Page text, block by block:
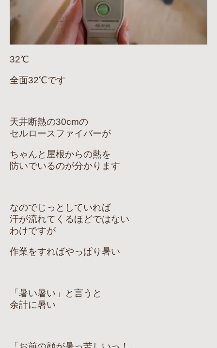
32℃
全面32℃です
天井断熱の30cmの
セルロースファイバーが
ちゃんと屋根からの熱を
防いでいるのが分かります
なのでじっとしていれば
汗が流れてくるほどではない
わけですが
作業をすればやっぱり暑い
「暑い暑い」と言うと
余計に暑い